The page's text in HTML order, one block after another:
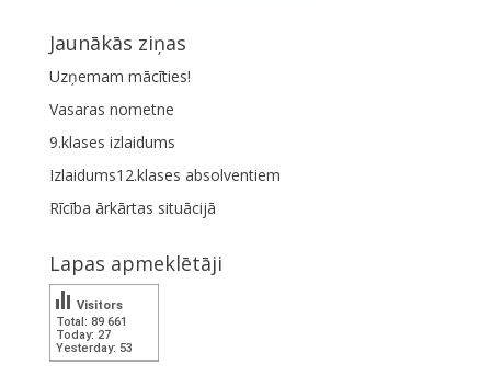
Jaunākās ziņas
Uzņemam mācīties!
Vasaras nometne
9.klases izlaidums
Izlaidums12.klases absolventiem
Rīcība ārkārtas situācijā
Lapas apmeklētāji
Total: 89 661
Today: 27
Yesterday: 53
Visitors